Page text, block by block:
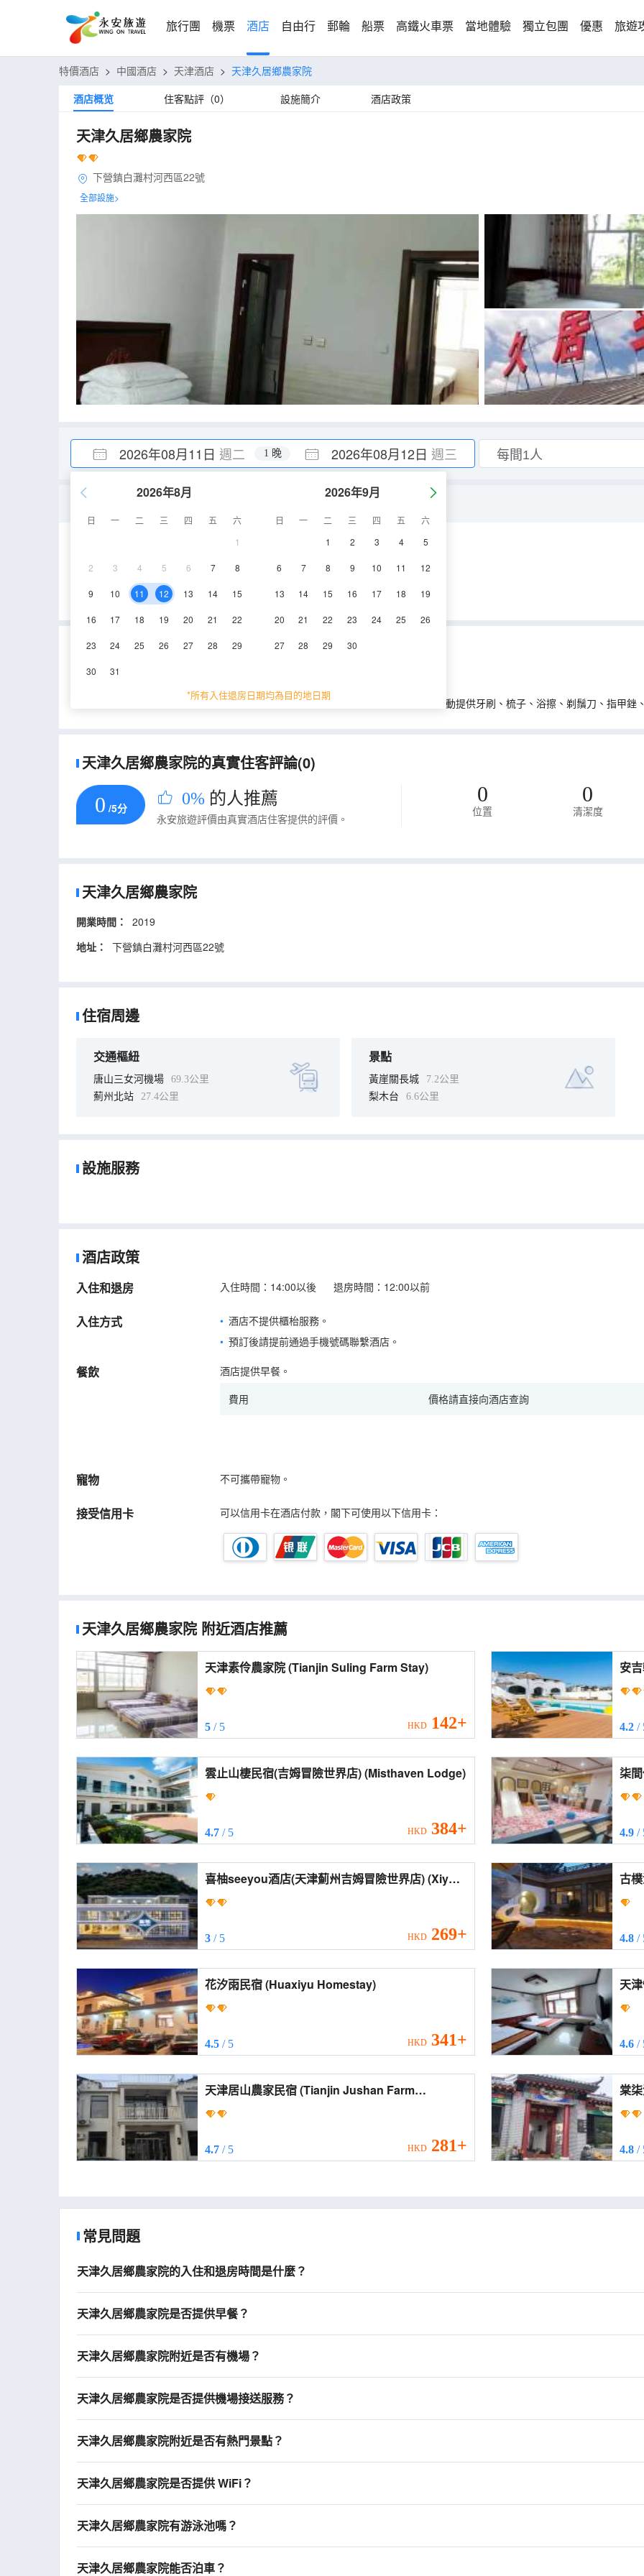
旅行團 機票 酒店 自由行 郵輪 船票 高鐵火車票 當地體驗 獨立包團 優惠 旅遊
特價酒店 > 中國酒店 > 天津酒店 > 天津久居鄉農家院
酒店概览
住客點評（0） 設施簡介 酒店政策
天津久居鄉農家院
下營鎮白灘村河西區22號
全部設施>
2026年08月11日 週二 2026年08月12日 週三
1 晚
2026年8月
日 一 二 三 四 五
六
1
2 3 4 5 6 7 8
9 10 11 12 13 14 15
16 17 18 19 20 21 22
23 24 25 26 27 28 29
30 31
2026年9月
日 一 二 三 四 五
六
1
2 3 4 5
6 7 8 9 10 11 12
13 14 15 16 17 18 19
20 21 22 23 24 25 26
27 28 29 30
*所有入住退房日期均為目的地日期
重要資訊
根據《天津市生活垃圾管理條例》相關規定，自2020年12月1日起，住宿業不得主動提供牙刷、梳子、浴擦、剃鬚刀、指甲銼
天津久居鄉農家院的真實住客評論(0)
0 /5分 0% 的人推薦
永安旅遊評價由真實酒店住客提供的評價。
0
位置
0
清潔度
天津久居鄉農家院
開業時間：
2019
地址：
下營鎮白灘村河西區22號
住宿周邊
交通樞紐
唐山三女河機場
69.3公里
薊州北站
27.4公里
景點
黃崖關長城
7.2公里
梨木台
6.6公里
設施服務
酒店政策
入住和退房 入住時間：14:00以後 退房時間：12:00以前
入住方式
酒店不提供櫃枱服務。
預訂後請提前通過手機號碼聯繫酒店。
餐飲
酒店提供早餐。
費用
價格請直接向酒店查詢
寵物 不可攜帶寵物。
接受信用卡 可以信用卡在酒店付款，閣下可使用以下信用卡：
天津久居鄉農家院 附近酒店推薦
天津素伶農家院 (Tianjin Suling Farm Stay)
5 / 5 HKD 142+
安
4.2/
雲止山棲民宿(吉姆冒險世界店) (Misthaven Lodge)
4.7 / 5 HKD 384+ 4.9/
喜柚seeyou酒店(天津薊州吉姆冒險世界店) (Xiyou
Seeyou Hotel (Tianjin Jizhou Jim Adventure
3 / 5 HKD 269+
古樸溪
4.8/
花汐雨民宿 (Huaxiyu Homestay)
4.5 / 5 HKD 341+ 4.6/
天津居山農家民宿 (Tianjin Jushan Farm
Homestay)
4.7 / 5 HKD 281+ 4.8/
常見問題
天津久居鄉農家院的入住和退房時間是什麼？
天津久居鄉農家院是否提供早餐？
天津久居鄉農家院附近是否有機場？
天津久居鄉農家院是否提供機場接送服務？
天津久居鄉農家院附近是否有熱門景點？
天津久居鄉農家院是否提供 WiFi？
天津久居鄉農家院有游泳池嗎？
天津久居鄉農家院能否泊車？